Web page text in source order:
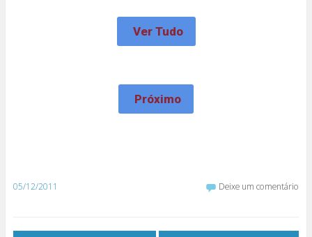
Ver Tudo
Próximo
05/12/2011 Deixe um comentário